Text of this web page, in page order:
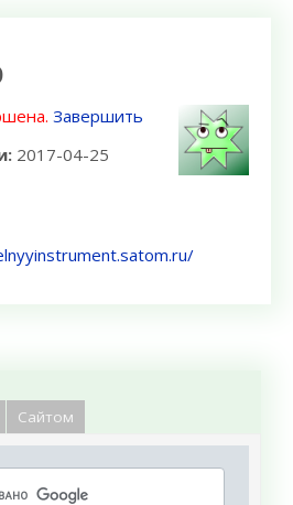
Завершить
2017-04-25
Сайтом